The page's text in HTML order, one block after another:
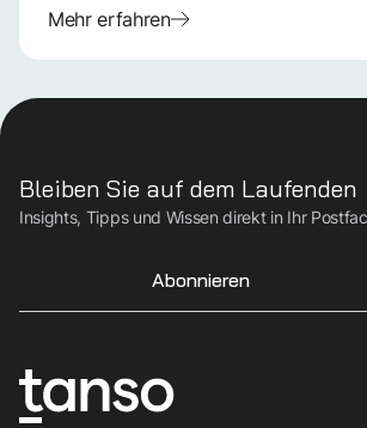
Mehr erfahren
Bleiben Sie auf dem Laufenden
Insights, Tipps und Wissen direkt in Ihr
Abonnieren